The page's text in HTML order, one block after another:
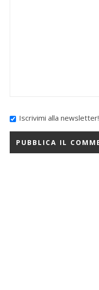
Iscrivimi alla newsletter!